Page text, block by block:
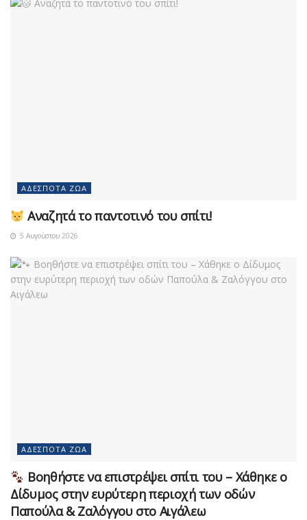
ΑΔΈΣΠΟΤΑ ΖΏΑ
Αναζητά το παντοτινό του σπίτι!
5 Αυγούστου 2026
ΑΔΈΣΠΟΤΑ ΖΏΑ
Βοηθήστε να επιστρέψει σπίτι του – Χάθηκε ο
Δίδυμος στην ευρύτερη περιοχή των οδών
Παπούλα & Ζαλόγγου στο Αιγάλεω